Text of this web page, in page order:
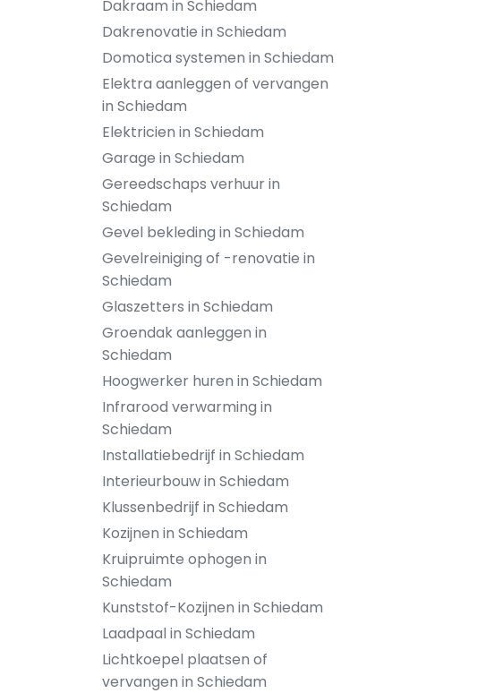
Dakraam in Schiedam
Dakrenovatie in Schiedam
Domotica systemen in Schiedam
Elektra aanleggen of vervangen
in Schiedam
Elektricien in Schiedam
Garage in Schiedam
Gereedschaps verhuur in
Schiedam
Gevel bekleding in Schiedam
Gevelreiniging of -renovatie in
Schiedam
Glaszetters in Schiedam
Groendak aanleggen in
Schiedam
Hoogwerker huren in Schiedam
Infrarood verwarming in
Schiedam
Installatiebedrijf in Schiedam
Interieurbouw in Schiedam
Klussenbedrijf in Schiedam
Kozijnen in Schiedam
Kruipruimte ophogen in
Schiedam
Kunststof-Kozijnen in Schiedam
Laadpaal in Schiedam
Lichtkoepel plaatsen of
vervangen in Schiedam